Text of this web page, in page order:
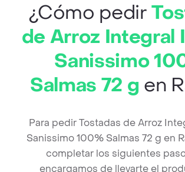
¿Cómo pedir
de Arroz Integral
Sanissimo
Salmas 72 g en
Para pedir Tostadas de Arroz
Sanissimo 100% Salmas 72 g en
completar los siguientes
encargamos de llevarte el